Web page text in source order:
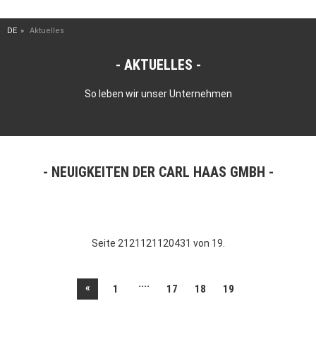
DE Aktuelles
AKTUELLES
So leben wir unser Unternehmen
NEUIGKEITEN DER CARL HAAS GMBH
Seite 2121121120431 von 19.
« 1 .... 17 18 19